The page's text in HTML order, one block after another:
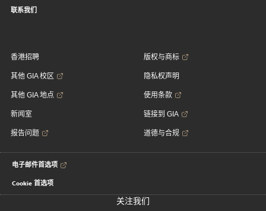
联系我们
香港招聘
其他 GIA 校区
其他 GIA 地点
新闻室
报告问题
版权与商标
隐私权声明
使用条款
链接到 GIA
道德与合规
电子邮件首选项
Cookie 首选项
关注我们